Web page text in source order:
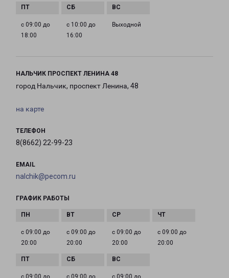
с 09:00 до
18:00
с 10:00 до
16:00
Выходной
НАЛЬЧИК ПРОСПЕКТ ЛЕНИНА 48
город Нальчик, проспект Ленина, 48
на карте
ТЕЛЕФОН
8(8662) 22-99-23
EMAIL
nalchik@pecom.ru
ГРАФИК РАБОТЫ
с 09:00 до
20:00
с 09:00 до
20:00
с 09:00 до
20:00
с 09:00 до
20:00